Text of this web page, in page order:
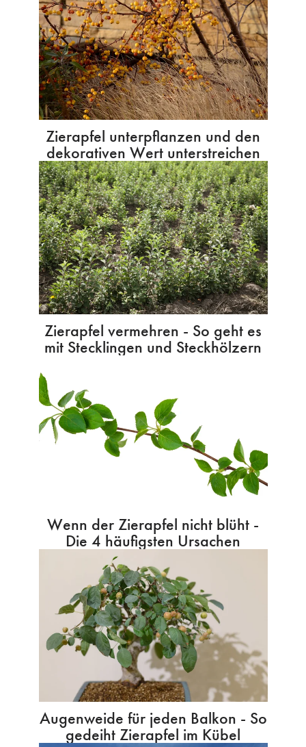
Zierapfel unterpflanzen und den
dekorativen Wert unterstreichen
Zierapfel vermehren - So geht es
mit Stecklingen und Steckhölzern
Wenn der Zierapfel nicht blüht -
Die 4 häufigsten Ursachen
Augenweide für jeden Balkon - So
gedeiht Zierapfel im Kübel